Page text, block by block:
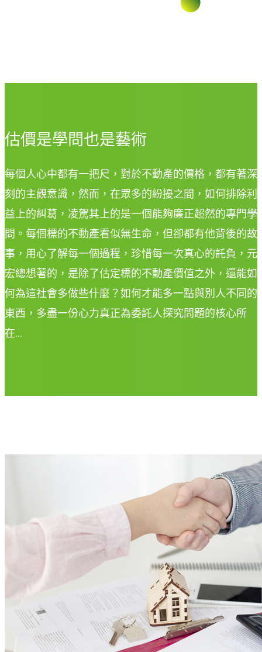
估價是學問也是藝術
每個人心中都有一把尺，對於不動產的價格，都有著深
刻的主觀意識，然而，在眾多的紛擾之間，如何排除利
益上的糾葛，凌駕其上的是一個能夠廉正超然的專門學
問。每個標的不動產看似無生命，但卻都有他背後的故
事，用心了解每一個過程，珍惜每一次真心的託負，元
宏總想著的，是除了估定標的不動產價值之外，還能如
何為這社會多做些什麼？如何才能多一點與別人不同的
東西，多盡一份心力真正為委託人探究問題的核心所
在…